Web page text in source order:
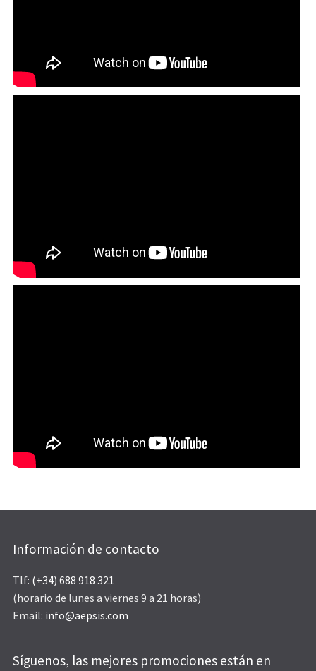
Información de contacto
Tlf: (+34) 688 918 321
(horario de lunes a viernes 9 a 21 horas)
Email: info@aepsis.com
Síguenos, las mejores promociones están en